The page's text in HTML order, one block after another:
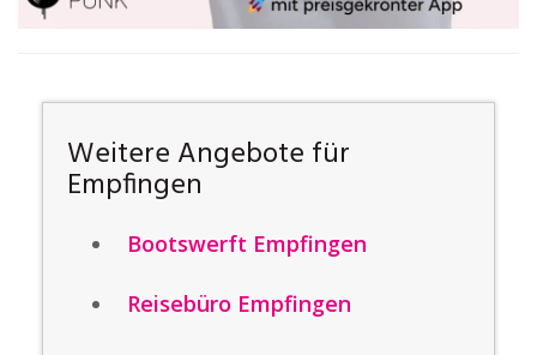
Weitere Angebote für
Empfingen
Bootswerft Empfingen
Reisebüro Empfingen